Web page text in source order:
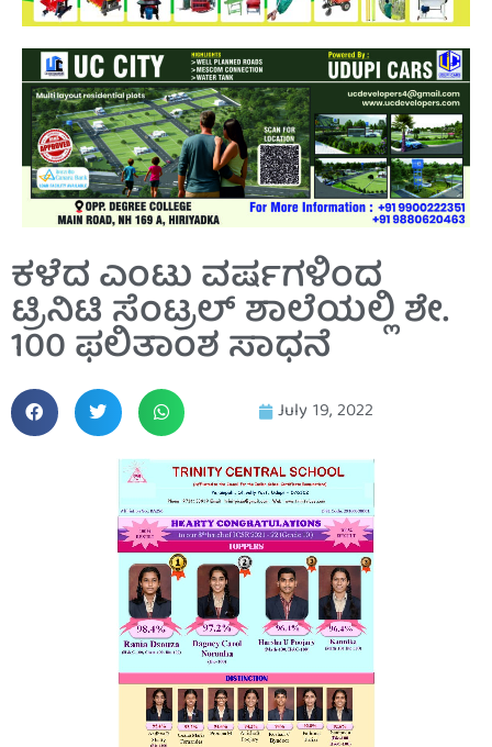
ಕಳೆದ ಎಂಟು ವರ್ಷಗಳಿಂದ
ಟ್ರಿನಿಟಿ ಸೆಂಟ್ರಲ್ ಶಾಲೆಯಲ್ಲಿ ಶೇ.
100 ಫಲಿತಾಂಶ ಸಾಧನೆ
July 19, 2022